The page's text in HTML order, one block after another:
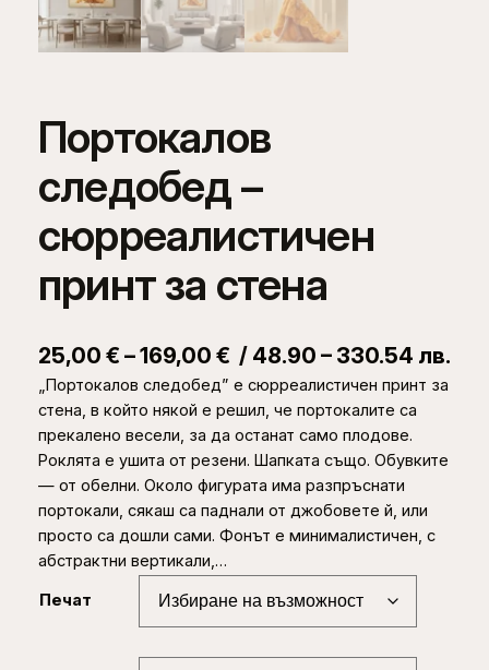
Портокалов
следобед –
сюрреалистичен
принт за стена
25,00 € –169,00 €P
r
i
c
e
r
n
g
/ 48.90 – 330.54 лв.
„Портокалов следобед” е сюрреалистичен принт за
стена, в който някой е решил, че портокалите са
прекалено весели, за да останат само плодове.
Роклята е ушита от резени. Шапката също. Обувките
— от обелни. Около фигурата има разпръснати
портокали, сякаш са паднали от джобовете й, или
просто са дошли сами. Фонът е минималистичен, с
абстрактни вертикали,…
Печат